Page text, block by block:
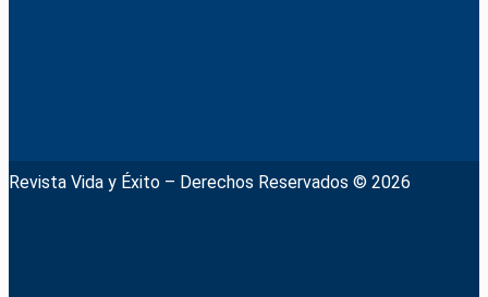
Revista Vida y Éxito – Derechos Reservados © 2026